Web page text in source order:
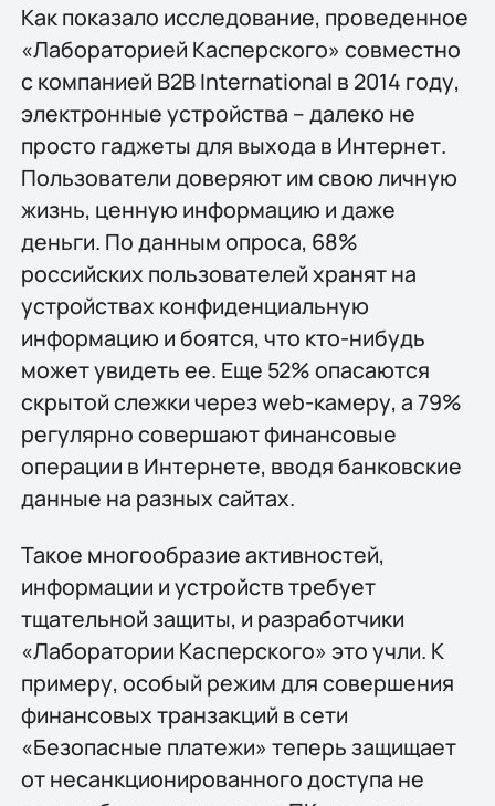
Как показало исследование, проведенное
«Лабораторией Касперского» совместно
c компанией B2B International в 2014 году,
электронные устройства – далеко не
просто гаджеты для выхода в Интернет.
Пользователи доверяют им свою личную
жизнь, ценную информацию и даже
деньги. По данным опроса, 68%
российских пользователей хранят на
устройствах конфиденциальную
информацию и боятся, что кто-нибудь
может увидеть ее. Еще 52% опасаются
скрытой слежки через web-камеру, а 79%
регулярно совершают финансовые
операции в Интернете, вводя банковские
данные на разных сайтах.
Такое многообразие активностей,
информации и устройств требует
тщательной защиты, и разработчики
«Лаборатории Касперского» это учли. К
примеру, особый режим для совершения
финансовых транзакций в сети
«Безопасные платежи» теперь защищает
от несанкционированного доступа не